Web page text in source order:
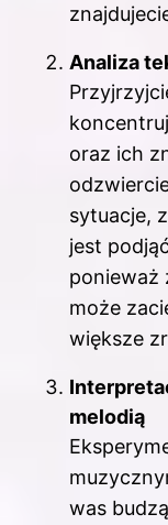
Analiza
oraz ich
sytuacje,
jest
ponieważ
może
większe
melodią
was